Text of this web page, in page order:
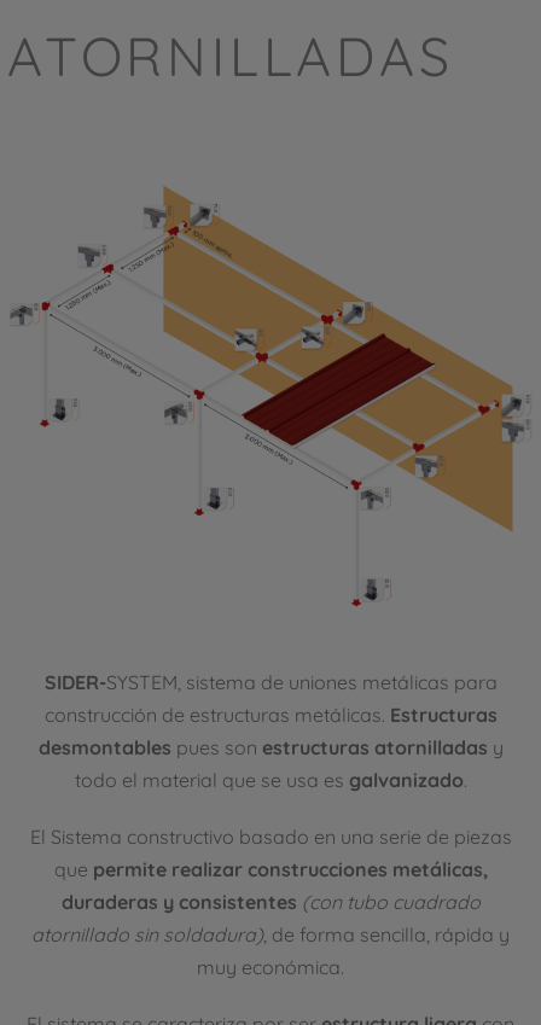
ATORNILLADAS
SIDER-SYSTEM, sistema de uniones metálicas para
construcción de estructuras metálicas. Estructuras
desmontables pues son estructuras atornilladas y
todo el material que se usa es galvanizado.
El Sistema constructivo basado en una serie de piezas
que permite realizar construcciones metálicas,
duraderas y consistentes (con tubo cuadrado
atornillado sin soldadura), de forma sencilla, rápida y
muy económica.